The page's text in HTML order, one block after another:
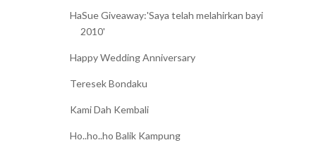
HaSue Giveaway:'Saya telah melahirkan bayi
2010'
Happy Wedding Anniversary
Teresek Bondaku
Kami Dah Kembali
Ho..ho..ho Balik Kampung